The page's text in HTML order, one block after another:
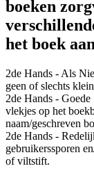
boeken
het boek
2de Hands - Als
geen of slechts
2de Hands - Goede
vlekjes op het
naam/geschreven
2de Hands -
gebruikerssporen
of viltstift.